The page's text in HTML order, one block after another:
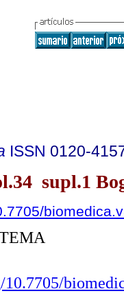
ISSN 0120-
supl.1